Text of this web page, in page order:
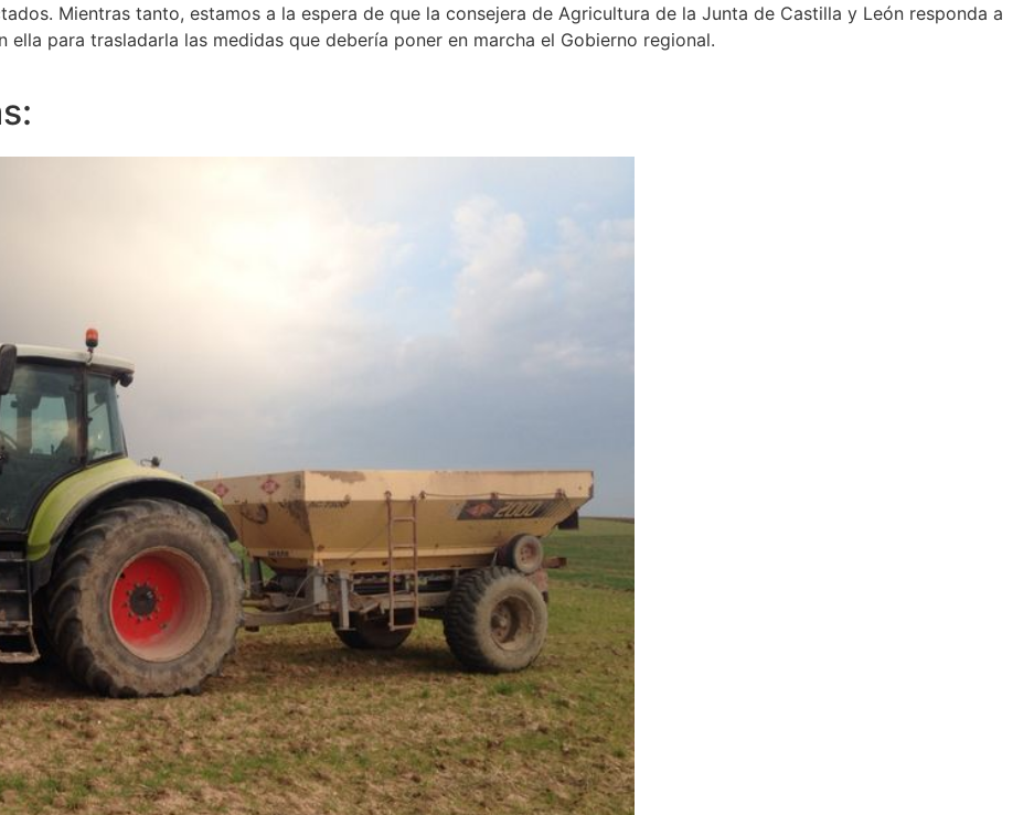
Mientras tanto, estamos a la espera de que la consejera de Agricultura de la Junta de Castilla y León responda a
ella para trasladarla las medidas que debería poner en marcha el Gobierno regional.